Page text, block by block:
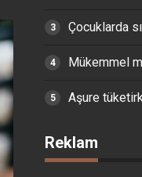
Çocuklarda
Mükemmel
Aşure
Reklam